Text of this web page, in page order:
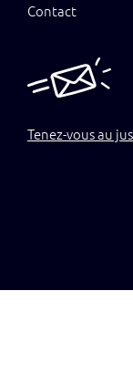
Contact
Tenez-vous au